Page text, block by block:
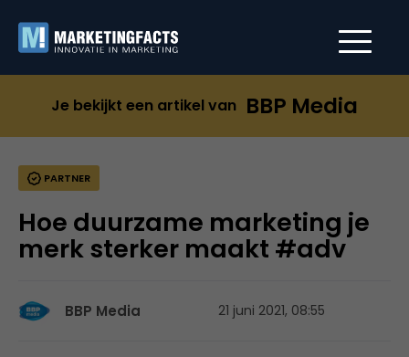
Je bekijkt een artikel van BBP Media
PARTNER
Hoe duurzame marketing je
merk sterker maakt #adv
BBP Media 21 juni 2021, 08:55